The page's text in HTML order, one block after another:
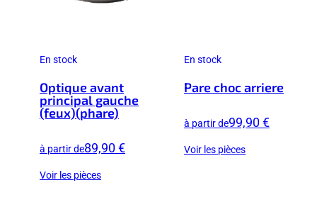
En stock
Optique avant
principal gauche
(feux)(phare)
à partir de89,90 €
Voir les pièces
En stock
Pare choc arriere
à partir de99,90 €
Voir les pièces